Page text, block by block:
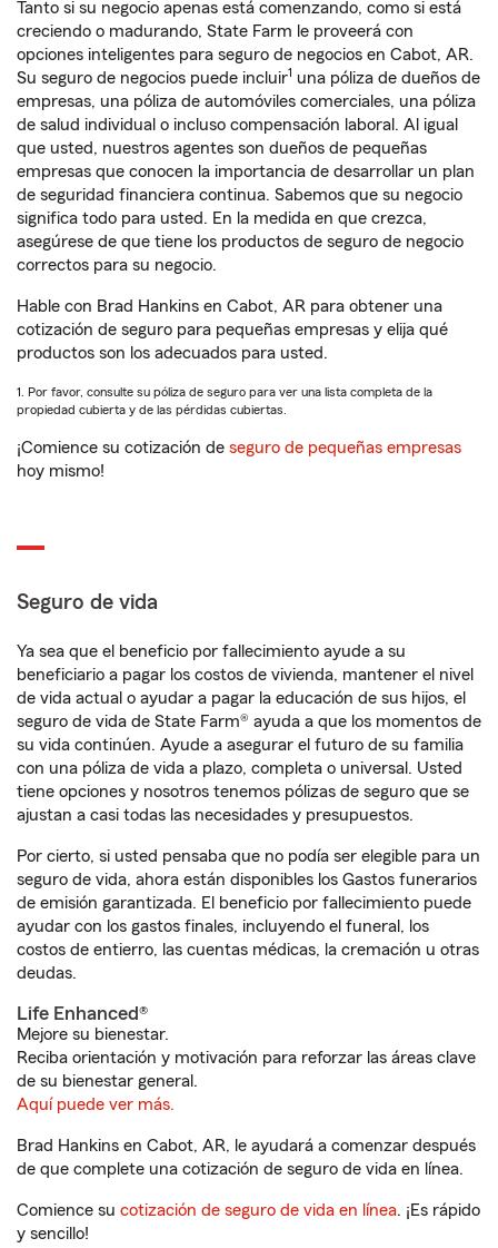
Tanto si su negocio apenas está comenzando, como si está
creciendo o madurando, State Farm le proveerá con
opciones inteligentes para seguro de negocios en Cabot, AR.
Su seguro de negocios puede incluir1 una póliza de dueños de
empresas, una póliza de automóviles comerciales, una póliza
de salud individual o incluso compensación laboral. Al igual
que usted, nuestros agentes son dueños de pequeñas
empresas que conocen la importancia de desarrollar un plan
de seguridad financiera continua. Sabemos que su negocio
significa todo para usted. En la medida en que crezca,
asegúrese de que tiene los productos de seguro de negocio
correctos para su negocio.
Hable con Brad Hankins en Cabot, AR para obtener una
cotización de seguro para pequeñas empresas y elija qué
productos son los adecuados para usted.
1. Por favor, consulte su póliza de seguro para ver una lista completa de la
propiedad cubierta y de las pérdidas cubiertas.
¡Comience su cotización de seguro de pequeñas empresas
hoy mismo!
Seguro de vida
Ya sea que el beneficio por fallecimiento ayude a su
beneficiario a pagar los costos de vivienda, mantener el nivel
de vida actual o ayudar a pagar la educación de sus hijos, el
seguro de vida de State Farm® ayuda a que los momentos de
su vida continúen. Ayude a asegurar el futuro de su familia
con una póliza de vida a plazo, completa o universal. Usted
tiene opciones y nosotros tenemos pólizas de seguro que se
ajustan a casi todas las necesidades y presupuestos.
Por cierto, si usted pensaba que no podía ser elegible para un
seguro de vida, ahora están disponibles los Gastos funerarios
de emisión garantizada. El beneficio por fallecimiento puede
ayudar con los gastos finales, incluyendo el funeral, los
costos de entierro, las cuentas médicas, la cremación u otras
deudas.
Life Enhanced®
Mejore su bienestar.
Reciba orientación y motivación para reforzar las áreas clave
de su bienestar general.
Aquí puede ver más.
Brad Hankins en Cabot, AR, le ayudará a comenzar después
de que complete una cotización de seguro de vida en línea.
Comience su cotización de seguro de vida en línea. ¡Es rápido
y sencillo!